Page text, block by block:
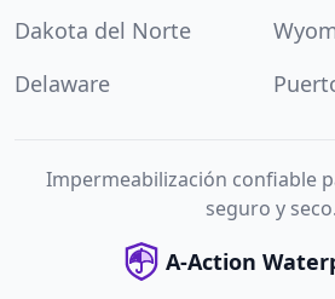
Dakota del Norte
Delaware
Impermeabilización confiable
seguro y seco.
A-Action